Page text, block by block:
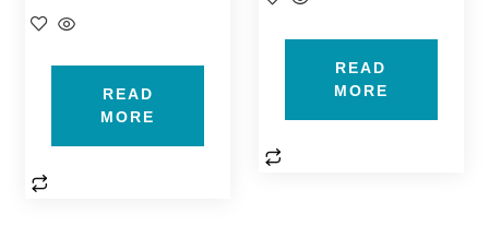
READ
MORE
READ
MORE